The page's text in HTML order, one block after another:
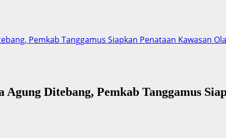
Pemkab Tanggamus Siapkan Penataan Kawasan
Ditebang, Pemkab Tanggamus